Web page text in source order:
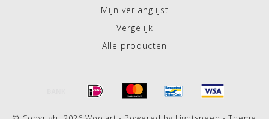
Mijn verlanglijst
Vergelijk
Alle producten